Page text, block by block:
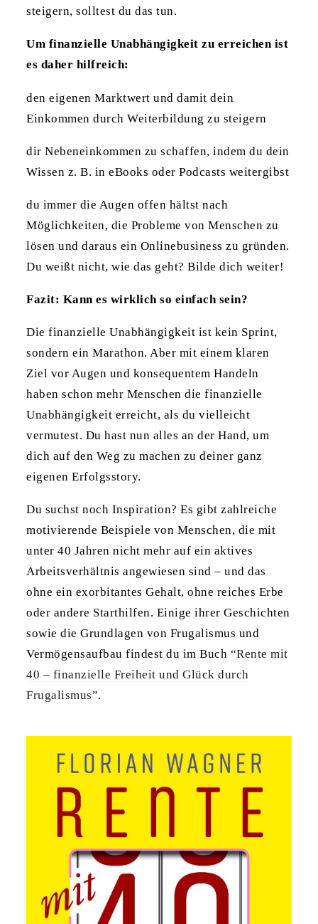
steigern, solltest du das tun.
Um finanzielle Unabhängigkeit zu erreichen ist
es daher hilfreich:
den eigenen Marktwert und damit dein
Einkommen durch Weiterbildung zu steigern
dir Nebeneinkommen zu schaffen, indem du dein
Wissen z. B. in eBooks oder Podcasts weitergibst
du immer die Augen offen hältst nach
Möglichkeiten, die Probleme von Menschen zu
lösen und daraus ein Onlinebusiness zu gründen.
Du weißt nicht, wie das geht? Bilde dich weiter!
Fazit: Kann es wirklich so einfach sein?
Die finanzielle Unabhängigkeit ist kein Sprint,
sondern ein Marathon. Aber mit einem klaren
Ziel vor Augen und konsequentem Handeln
haben schon mehr Menschen die finanzielle
Unabhängigkeit erreicht, als du vielleicht
vermutest. Du hast nun alles an der Hand, um
dich auf den Weg zu machen zu deiner ganz
eigenen Erfolgsstory.
Du suchst noch Inspiration? Es gibt zahlreiche
motivierende Beispiele von Menschen, die mit
unter 40 Jahren nicht mehr auf ein aktives
Arbeitsverhältnis angewiesen sind – und das
ohne ein exorbitantes Gehalt, ohne reiches Erbe
oder andere Starthilfen. Einige ihrer Geschichten
sowie die Grundlagen von Frugalismus und
Vermögensaufbau findest du im Buch “Rente mit
40 – finanzielle Freiheit und Glück durch
Frugalismus”.